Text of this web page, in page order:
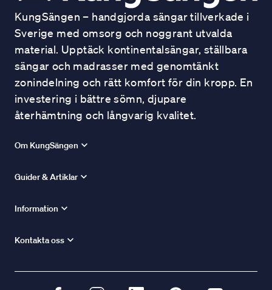
KungSängen – handgjorda sängar tillverkade i
Sverige med omsorg och noggrant utvalda
material. Upptäck kontinentalsängar, ställbara
sängar och madrasser med genomtänkt
zonindelning och rätt komfort för din kropp. En
investering i bättre sömn, djupare
återhämtning och långvarig kvalitet.
Om KungSängen
Guider & Artiklar
Information
Kontakta oss